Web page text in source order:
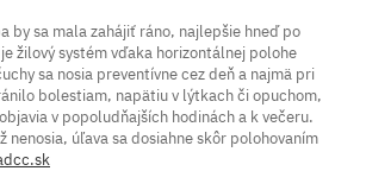
by sa mala zahájiť ráno, najlepšie hneď po
žilový systém vďaka horizontálnej polohe
sa nosia preventívne cez deň a najmä pri
bolestiam, napätiu v lýtkach či opuchom,
v popoludňajších hodinách a k večeru.
nenosia, úľava sa dosiahne skôr polohovaním